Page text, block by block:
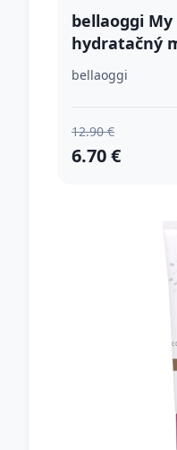
bellaoggi My
hydratačný
dokonalú
bellaoggi
12.90 €
6.70 €